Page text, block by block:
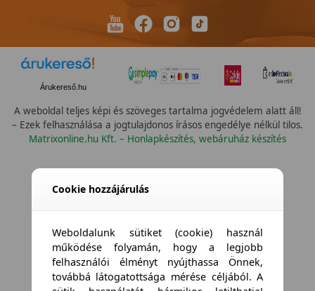
Árukereső.hu
A weboldal teljes képi és szöveges tartalma jogvédelem alatt áll!
– Ezek felhasználása a jogtulajdonos írásos engedélye nélkül tilos.
Matrixonline.hu Kft. – Honlapkészítés, webáruház készítés
Cookie hozzájárulás
Weboldalunk sütiket (cookie) használ
működése folyamán, hogy a legjobb
felhasználói élményt nyújthassa Önnek,
továbbá látogatottsága mérése céljából. A
Összes vízállóság